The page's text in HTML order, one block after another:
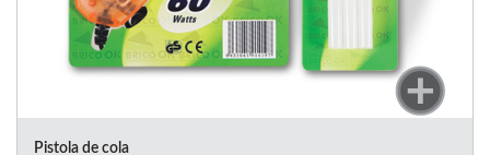
Pistola de cola